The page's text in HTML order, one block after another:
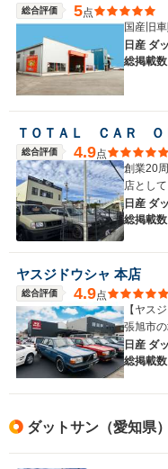
総合評価 5点
国産旧
日産 ダ
総掲載数
ＴＯＴＡＬ ＣＡＲ Ｏ
総合評価 4.9点
創業20
店とし
日産 ダ
総掲載数
ヤスジドウシャ 本店
総合評価 4.9点
【ヤス
張旭市
日産 ダ
総掲載数
ダットサン（愛知県